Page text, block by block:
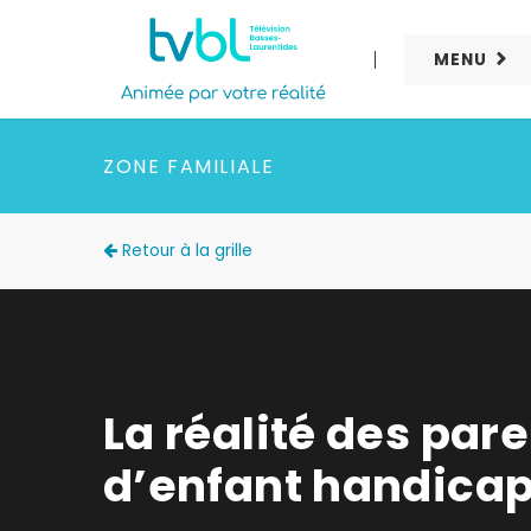
MENU
ZONE FAMILIALE
Retour à la grille
La réalité des
d’enfant